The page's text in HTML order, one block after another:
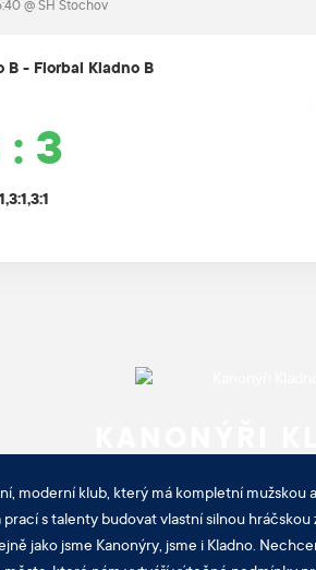
@ SH Stochov
B - Florbal Kladno B
: 3
moderní klub, který má kompletní
s talenty budovat vlastní silnou
jako jsme Kanonýry, jsme i Kladno.